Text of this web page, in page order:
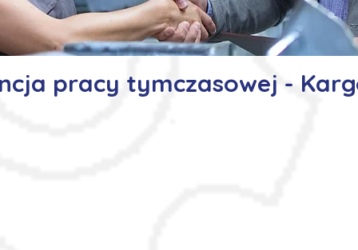
pracy tymczasowej -